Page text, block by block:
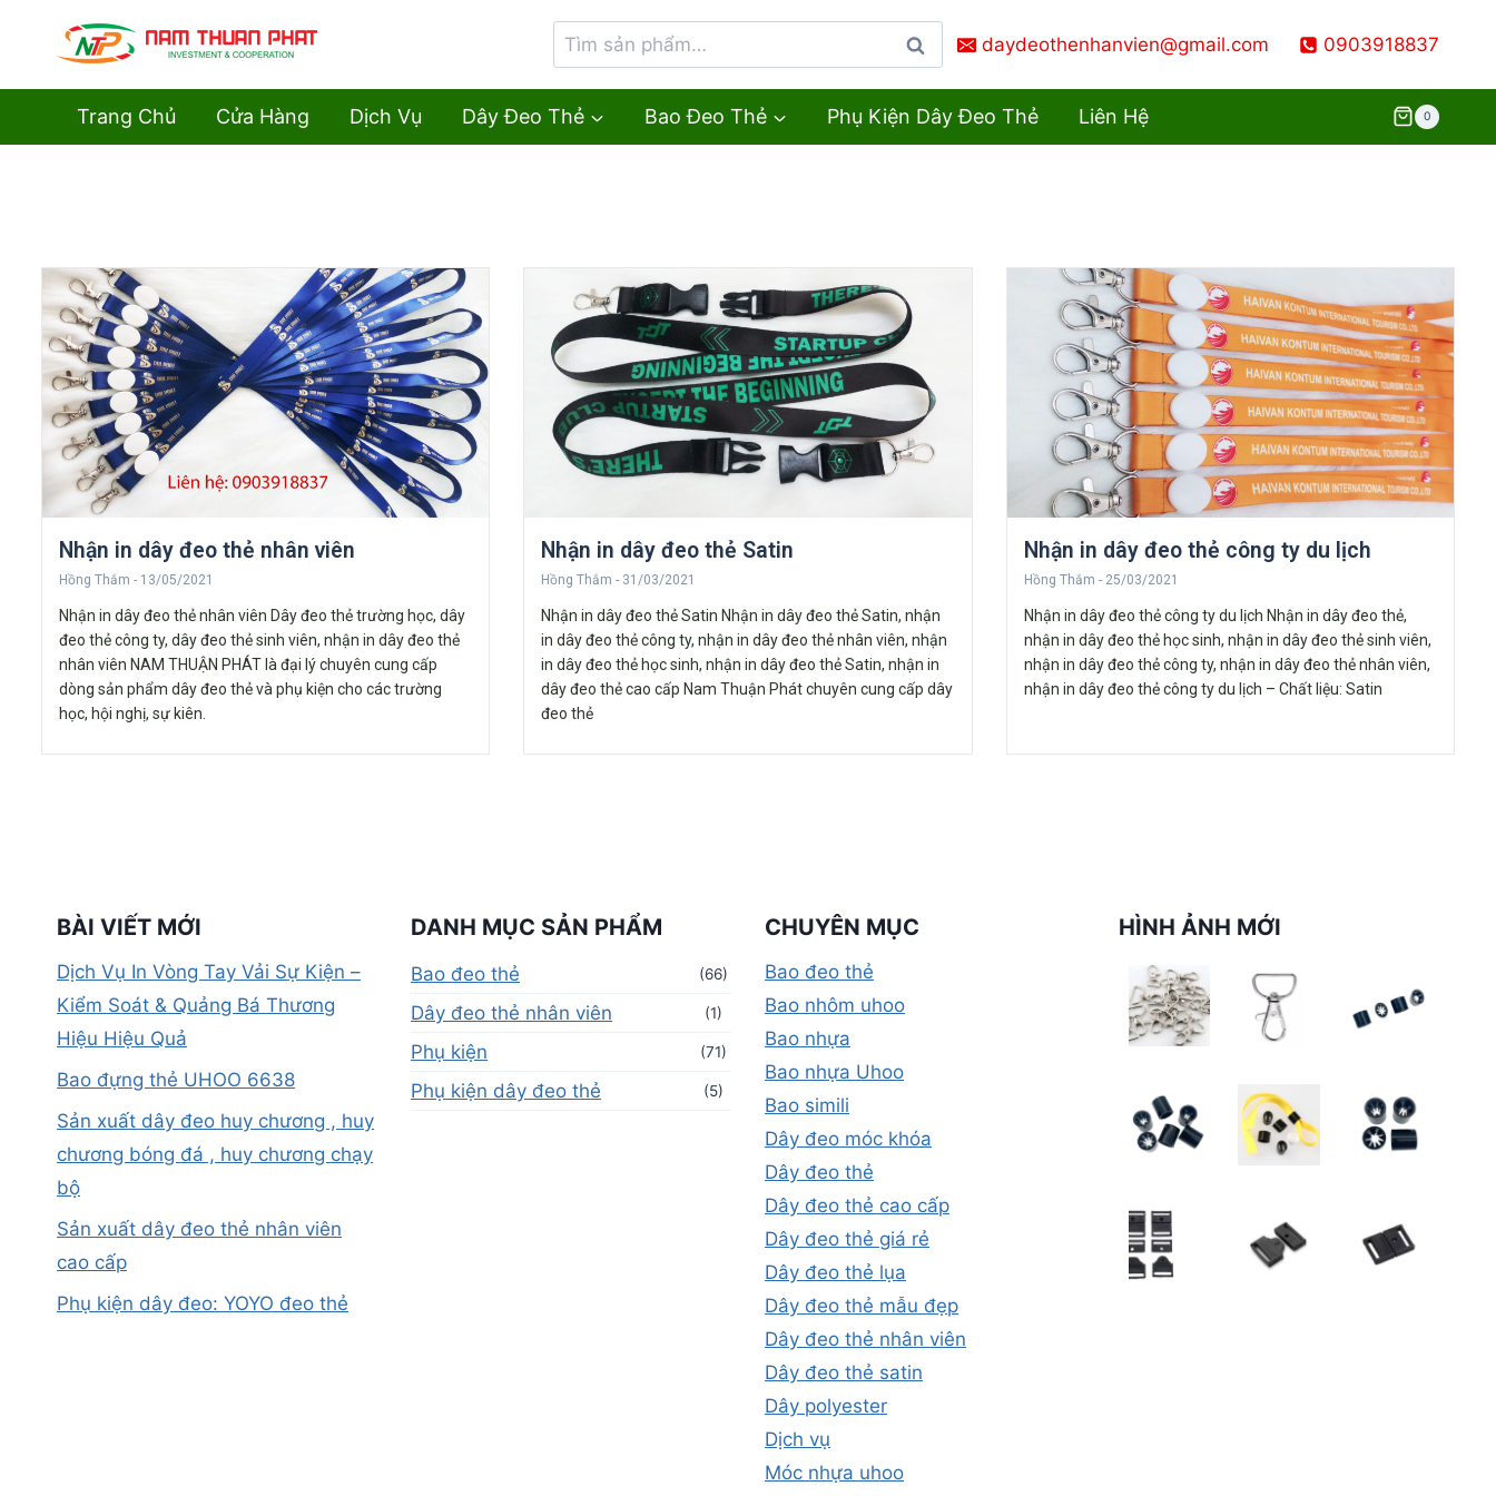
Tìm
kiếm
daydeothenhanvien@gmail.com 0903918837
Trang Chủ Cửa Hàng Dịch Vụ Dây Đeo Thẻ Bao Đeo Thẻ Phụ Kiện Dây Đeo Thẻ Liên Hệ 0
Nhận in dây đeo thẻ nhân viên
Hồng Thắm 13/05/2021
Nhận in dây đeo thẻ nhân viên Dây đeo thẻ trường học, dây
đeo thẻ công ty, dây đeo thẻ sinh viên, nhận in dây đeo thẻ
nhân viên NAM THUẬN PHÁT là đại lý chuyên cung cấp
dòng sản phẩm dây đeo thẻ và phụ kiện cho các trường
học, hội nghị, sự kiên.
Nhận in dây đeo thẻ Satin
Hồng Thắm 31/03/2021
Nhận in dây đeo thẻ Satin Nhận in dây đeo thẻ Satin, nhận
in dây đeo thẻ công ty, nhận in dây đeo thẻ nhân viên, nhận
in dây đeo thẻ học sinh, nhận in dây đeo thẻ Satin, nhận in
dây đeo thẻ cao cấp Nam Thuận Phát chuyên cung cấp dây
đeo thẻ
Nhận in dây đeo thẻ công ty du lịch
Hồng Thắm 25/03/2021
Nhận in dây đeo thẻ công ty du lịch Nhận in dây đeo thẻ,
nhận in dây đeo thẻ học sinh, nhận in dây đeo thẻ sinh viên,
nhận in dây đeo thẻ công ty, nhận in dây đeo thẻ nhân viên,
nhận in dây đeo thẻ công ty du lịch – Chất liệu: Satin
BÀI VIẾT MỚI
Dịch Vụ In Vòng Tay Vải Sự Kiện –
Kiểm Soát & Quảng Bá Thương
Hiệu Hiệu Quả
Bao đựng thẻ UHOO 6638
Sản xuất dây đeo huy chương , huy
chương bóng đá , huy chương chạy
bộ
Sản xuất dây đeo thẻ nhân viên
cao cấp
Phụ kiện dây đeo: YOYO đeo thẻ
DANH MỤC SẢN PHẨM
Bao đeo thẻ (66)
Dây đeo thẻ nhân viên (1)
Phụ kiện (71)
Phụ kiện dây đeo thẻ (5)
CHUYÊN MỤC
Bao đeo thẻ
Bao nhôm uhoo
Bao nhựa
Bao nhựa Uhoo
Bao simili
Dây đeo móc khóa
Dây đeo thẻ
Dây đeo thẻ cao cấp
Dây đeo thẻ giá rẻ
Dây đeo thẻ lụa
Dây đeo thẻ mẫu đẹp
Dây đeo thẻ nhân viên
Dây đeo thẻ satin
Dây polyester
Dịch vụ
Móc nhựa uhoo
HÌNH ẢNH MỚI